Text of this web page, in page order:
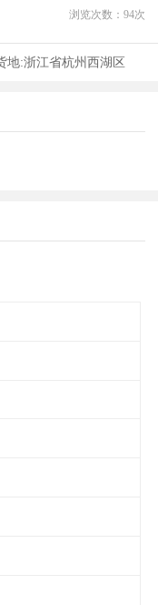
浏览次数： 94次
地:浙江省杭州西湖区